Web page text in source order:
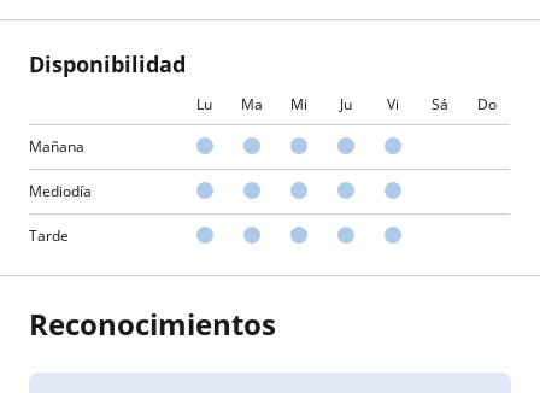
Disponibilidad
Lu Ma Mi Ju Vi Sá Do
Mañana
Mediodía
Tarde
Reconocimientos